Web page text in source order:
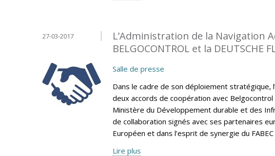
L’Administration de la Navigation
BELGOCONTROL et la DEUTSCHE
27-03-2017
Salle de presse
Dans le cadre de son déploiement stratégique,
deux accords de coopération avec
Ministère du Développement durable et des
de collaboration signés avec ses partenaires
Européen et dans l’esprit de synergie du
Lire plus